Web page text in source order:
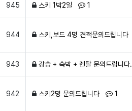
945 스키 1박2일 댓글 1
944 스키,보드 4명 견적문의드립니다
943 강습 + 숙박 + 렌탈 문의드립니다.
942 스키2명 문의드립니다 댓글 1